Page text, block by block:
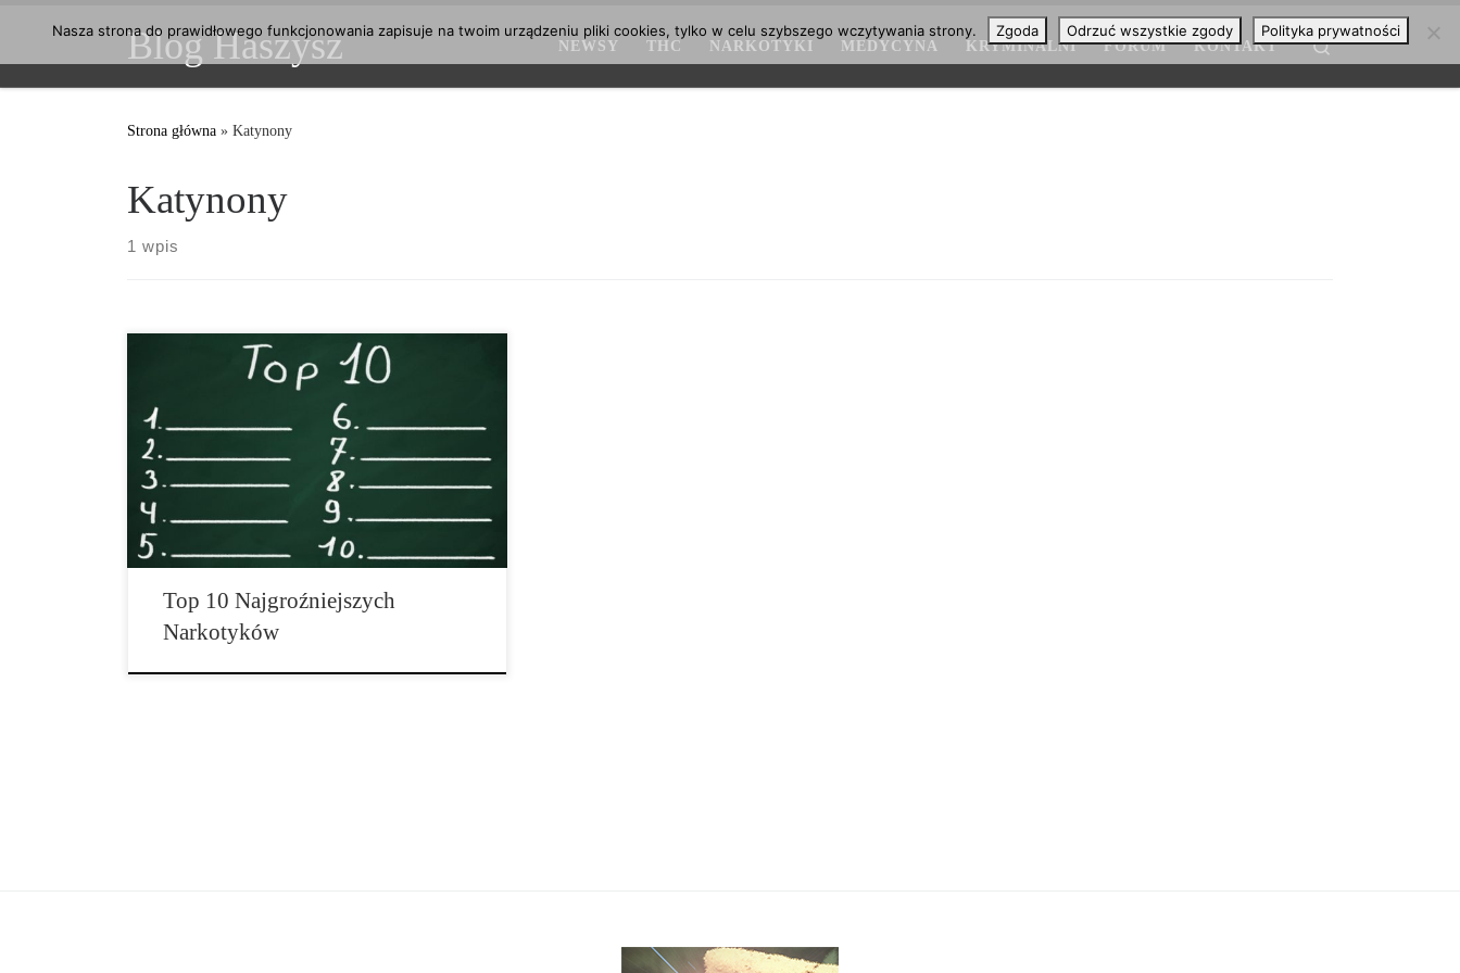
Przejdź do treściBlog Haszysz NEWSY THC NARKOTYKI MEDYCYNA KRYMINALNI FORUM KONTAKT Search
Strona główna » Katynony
Katynony
1 wpis
Który narkotyk jest najbardziej szkodliwy? W jaki
sposób można ocenić szkodliwość narkotyków?
Eksperci z dziedziny medycyny uzależnień w
Niemczech zajęli się tą kwestią i sporządzili
rankingową listę dziesięciu najbardziej
niebezpiecznych narkotyków. Dawka czyni truciznę,
jak mówi pewna znana stara mądrość. Ale szkodliwość
substancji psychoaktywnych jest definiowana nie tylko
przez ich […]
Top 10 Najgroźniejszych
Narkotyków
Nasza strona do prawidłowego funkcjonowania zapisuje na twoim urządzeniu pliki cookies, tylko w celu szybszego wczytywania strony. Zgoda Odrzuć wszystkie zgody Polityka prywatności